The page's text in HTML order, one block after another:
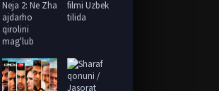
Neja 2: Ne Zha
ajdarho
qirolini
mag'lub
filmi Uzbek
tilida